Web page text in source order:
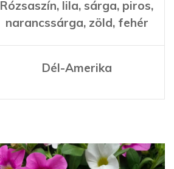
Rózsaszín, lila, sárga, piros,
narancssárga, zöld, fehér
Dél-Amerika